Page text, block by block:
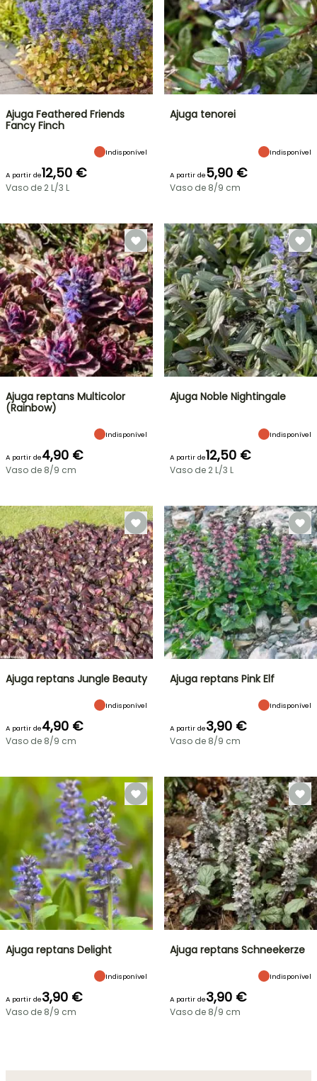
Ajuga Feathered Friends
Fancy Finch
Indisponível
A partir de12,50 €
Vaso de 2 L/3 L
Ajuga tenorei
Indisponível
A partir de5,90 €
Vaso de 8/9 cm
Ajuga reptans Multicolor
(Rainbow)
Indisponível
A partir de4,90 €
Vaso de 8/9 cm
Ajuga Noble Nightingale
Indisponível
A partir de12,50 €
Vaso de 2 L/3 L
Ajuga reptans Jungle Beauty
Indisponível
A partir de4,90 €
Vaso de 8/9 cm
Ajuga reptans Pink Elf
Indisponível
A partir de3,90 €
Vaso de 8/9 cm
Ajuga reptans Delight
Indisponível
A partir de3,90 €
Vaso de 8/9 cm
Ajuga reptans Schneekerze
Indisponível
A partir de3,90 €
Vaso de 8/9 cm